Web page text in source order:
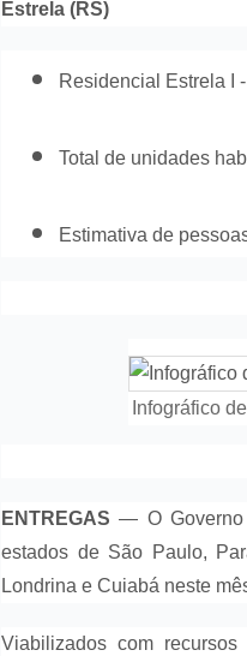
Estrela (RS)
Residencial Estrela I
Total de unidades
Estimativa de
Infográfico
ENTREGAS — O Governo
estados de São Paulo,
Londrina e Cuiabá neste
Viabilizados com